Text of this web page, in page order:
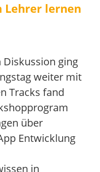
Lehrer lernen
Diskussion ging
weiter mit
Tracks fand
über
Entwicklung
in